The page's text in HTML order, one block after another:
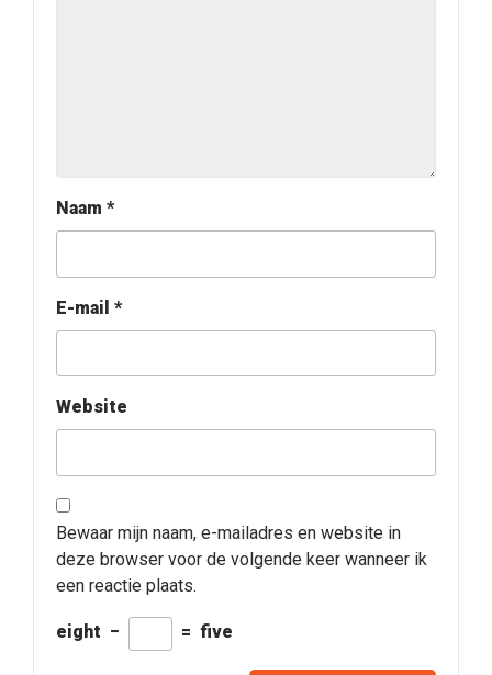
Naam *
E-mail *
Website
Bewaar mijn naam, e-mailadres en website in
deze browser voor de volgende keer wanneer ik
een reactie plaats.
eight − = five